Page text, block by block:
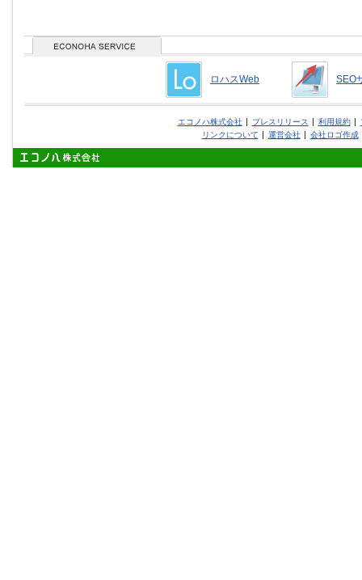
ロハスWeb SEO
エコノハ株式会社 プレスリリース 利用規約
リンクについて
運営会社 会社ロゴ作成